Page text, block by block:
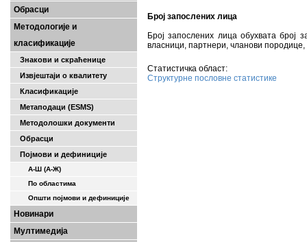
Обрасци
Методологије и
класификације
Знакови и скраћенице
Извјештаји о квалитету
Класификације
Метаподаци (ESMS)
Методолошки документи
Обрасци
Појмови и дефиниције
А-Ш (A-Ж)
По областима
Општи појмови и дефиниције
Новинари
Мултимедија
Број запослених лица
Број запослених лица обухвата број
власници, партнери, чланови
Статистичка област:
Структурне пословне статистике